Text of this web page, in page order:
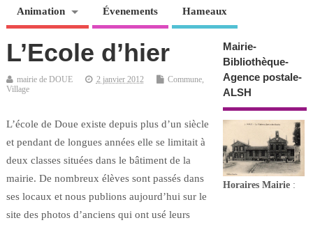
Animation Évenements Hameaux
L’Ecole d’hier
mairie de DOUE 2 janvier 2012 Commune,
Village
L’école de Doue existe depuis plus d’un siècle
et pendant de longues années elle se limitait à
deux classes situées dans le bâtiment de la
mairie. De nombreux élèves sont passés dans
ses locaux et nous publions aujourd’hui sur le
site des photos d’anciens qui ont usé leurs
Mairie-
Bibliothèque-
Agence postale-
ALSH
Horaires Mairie :